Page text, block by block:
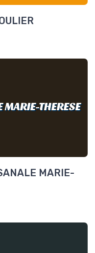
MARIE-THERESE
MARIE-